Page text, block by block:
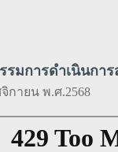
รมการดำเนินก
กายน พ.ศ.2568